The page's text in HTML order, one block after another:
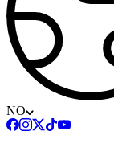
NO